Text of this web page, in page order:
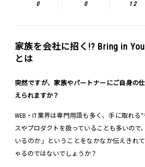
0 0 12
家族を会社に招く!? Bring in
とは
突然ですが、家族やパートナーにご自身の
えられますか？
WEB・IT業界は専門用語も多く、手に取れる
スやプロダクトを扱っていることも多いので
いるのか」ということをなかなか伝えきれ
ゃるのではないでしょうか？